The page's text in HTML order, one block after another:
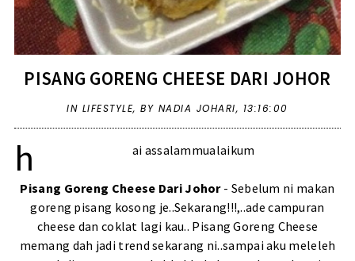
PISANG GORENG CHEESE DARI JOHOR
IN LIFESTYLE,BY NADIA JOHARI, 13:16:00
h ai assalammualaikum
Pisang Goreng Cheese Dari Johor- Sebelum ni makan
goreng pisang kosong je..Sekarang!!!,..ade campuran
cheese dan coklat lagi kau.. Pisang Goreng Cheese
memang dah jadi trend sekarang ni..sampai aku meleleh